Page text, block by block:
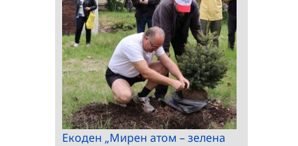
Екоден „Мирен атом – зелена